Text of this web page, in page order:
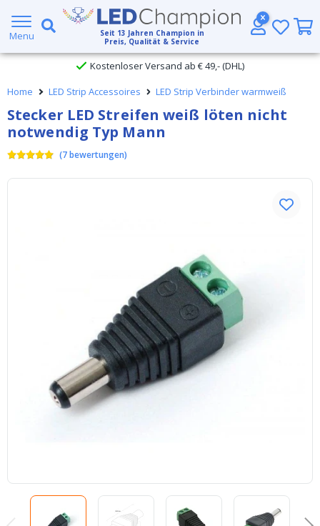
Menu Seit 13 Jahren Champion in
Preis, Qualität & Service
Großer Lagerbestand
Kostenloser Versand ab € 49,- (DHL)
Heute bestellt, am selben Tag verschickt
Home LED Strip Accessoires LED Strip Verbinder warmweiß
Stecker LED Streifen weiß löten nicht
notwendig Typ Mann
(7bewertungen)